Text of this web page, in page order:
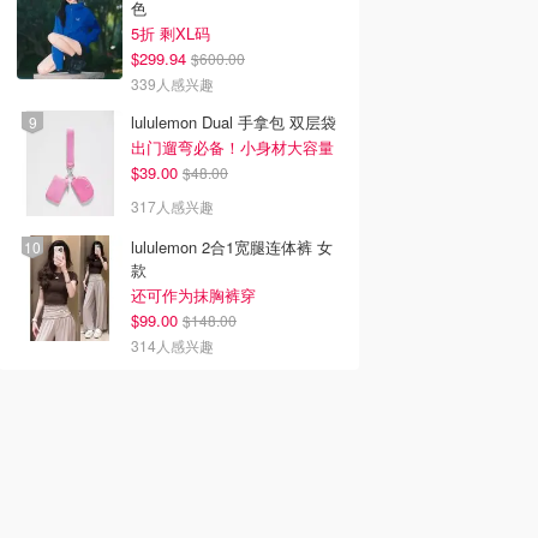
色
5折 剩XL码
$299.94 $600.00
339人感兴趣
lululemon Dual 手拿包 双层袋
出门遛弯必备！小身材大容量
$39.00 $48.00
317人感兴趣
lululemon 2合1宽腿连体裤 女
款
还可作为抹胸裤穿
$99.00 $148.00
314人感兴趣